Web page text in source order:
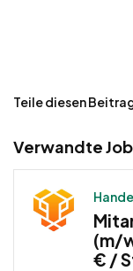
Teile diesen
Verwandte
(m/
€ /